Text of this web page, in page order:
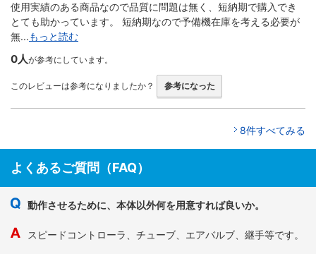
使用実績のある商品なので品質に問題は無く、短納期で購入でき
とても助かっています。 短納期なので予備機在庫を考える必要が
無...もっと読む
0人が参考にしています。
このレビューは参考になりましたか？ 参考になった
8件すべてみる
よくあるご質問（FAQ）
動作させるために、本体以外何を用意すれば良いか。
スピードコントローラ、チューブ、エアバルブ、継手等です。